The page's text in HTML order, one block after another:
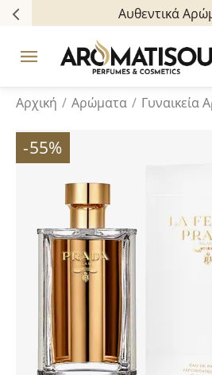
Αυθεντικά
Αρχική / Αρώματα / Γυναικεία
-55%